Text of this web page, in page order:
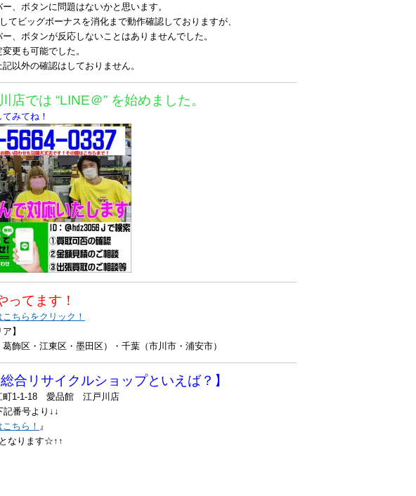
、ボタンに問題はないかと思います。
てビッグボーナスを消化まで動作確認しておりますが、
、ボタンが反応しないことはありませんでした。
更も可能でした。
以外の確認はしておりません。
店では “LINE＠” を始めました。
みてね！
ってます！
ちらをクリック！
】
葛飾区・江東区・墨田区）・千葉（市川市・浦安市）
総合リサイクルショップといえば？】
町1-1-18 愛品館 江戸川店
記番号より↓↓
ちら！ 』
なります☆↑↑